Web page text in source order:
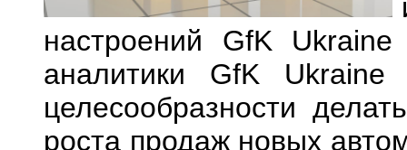
настроений GfK
аналитики GfK Ukraine
целесообразности
роста продаж новых